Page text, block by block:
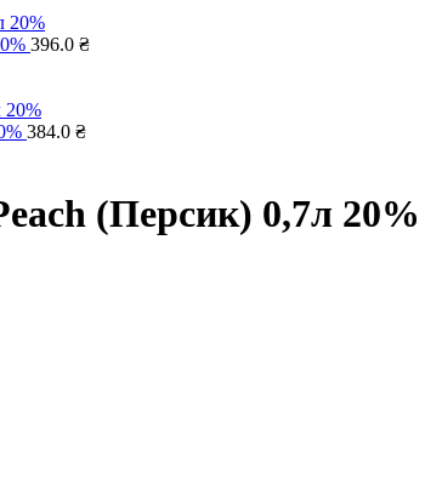
396.0 ₴
384.0 ₴
(Персик) 0,7л 20%